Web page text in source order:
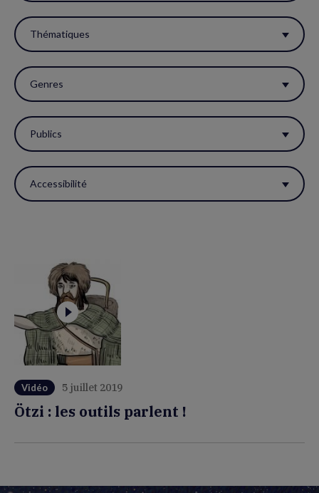
filtres
pour
réactualiser
la
page.
Thématiques
Genres
Publics
Accessibilité
Vidéo 5 juillet 2019
Ötzi : les outils parlent !